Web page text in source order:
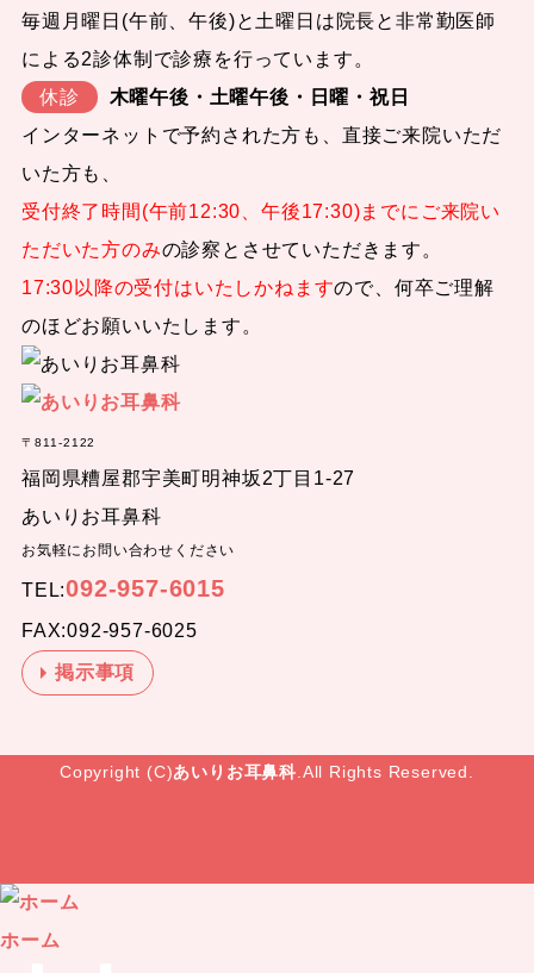
毎週月曜日(午前、午後)と土曜日は院長と非常勤医師
による2診体制で診療を行っています。
休診
木曜午後・土曜午後・日曜・祝日
インターネットで予約された方も、直接ご来院いただ
いた方も、
受付終了時間(午前12:30、午後17:30)までにご来院い
ただいた方のみの診察とさせていただきます。
17:30以降の受付はいたしかねますので、何卒ご理解
のほどお願いいたします。
〒811-2122
福岡県糟屋郡宇美町明神坂2丁目1-27
あいりお耳鼻科
お気軽にお問い合わせください
TEL:092-957-6015
FAX:092-957-6025
掲示事項
Copyright (C)あいりお耳鼻科 .All Rights Reserved.
ホーム